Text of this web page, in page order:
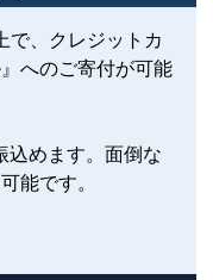
で、クレジットカ
へのご寄付が可能
込めます。面倒な
能です。